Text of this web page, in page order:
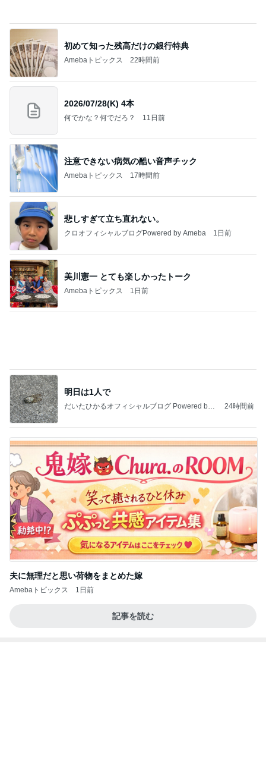
初めて知った残高だけの銀行特典
Amebaトピックス 22時間前
2026/07/28(K) 4本
何でかな？何でだろ？ 11日前
注意できない病気の酷い音声チック
Amebaトピックス 17時間前
悲しすぎて立ち直れない。
クロオフィシャルブログPowered by Ameba 1日前
美川憲一 とても楽しかったトーク
Amebaトピックス 1日前
明日は1人で
だいたひかるオフィシャルブログ Powered by
24時間前
夫に無理だと思い荷物をまとめた嫁
Amebaトピックス 1日前
記事を読む